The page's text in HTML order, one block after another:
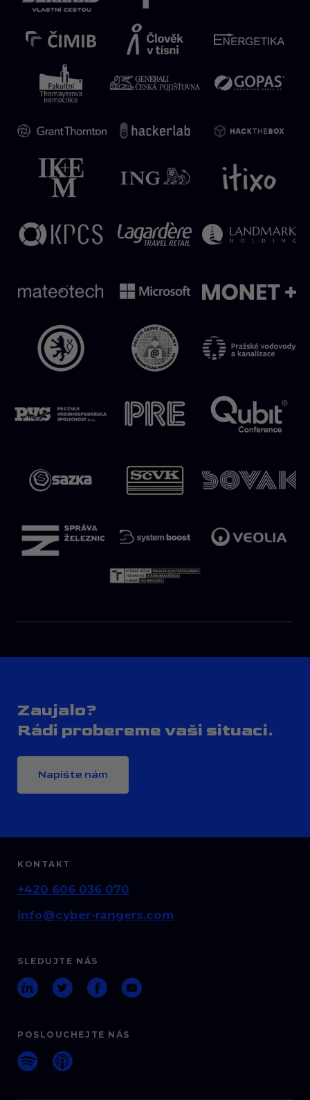
Zaujalo?
Rádi probereme vaši situaci.
Napište nám
KONTAKT
+420 606 036 070
info@cyber-rangers.com
SLEDUJTE NÁS
POSLOUCHEJTE NÁS